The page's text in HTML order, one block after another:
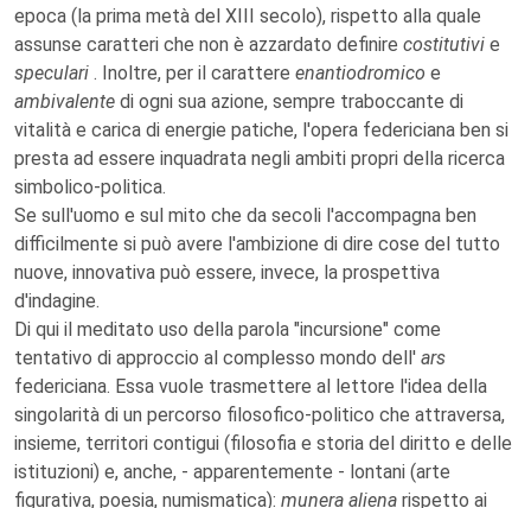
epoca (la prima metà del XIII secolo), rispetto alla quale
assunse caratteri che non è azzardato definire costitutivi e
speculari . Inoltre, per il carattere enantiodromico e
ambivalente di ogni sua azione, sempre traboccante di
vitalità e carica di energie patiche, l'opera federiciana ben si
presta ad essere inquadrata negli ambiti propri della ricerca
simbolico-politica.
Se sull'uomo e sul mito che da secoli l'accompagna ben
difficilmente si può avere l'ambizione di dire cose del tutto
nuove, innovativa può essere, invece, la prospettiva
d'indagine.
Di qui il meditato uso della parola "incursione" come
tentativo di approccio al complesso mondo dell' ars
federiciana. Essa vuole trasmettere al lettore l'idea della
singolarità di un percorso filosofico-politico che attraversa,
insieme, territori contigui (filosofia e storia del diritto e delle
istituzioni) e, anche, - apparentemente - lontani (arte
figurativa, poesia, numismatica): munera aliena rispetto ai